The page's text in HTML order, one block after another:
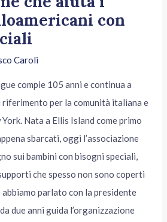
con
Caroli
compie 105 anni e continua a
riferimento per la comunità italiana e
Nata a Ellis Island come primo
sbarcati, oggi l’associazione
sui bambini con bisogni speciali,
che spesso non sono coperti
parlato con la presidente
due anni guida l’organizzazione